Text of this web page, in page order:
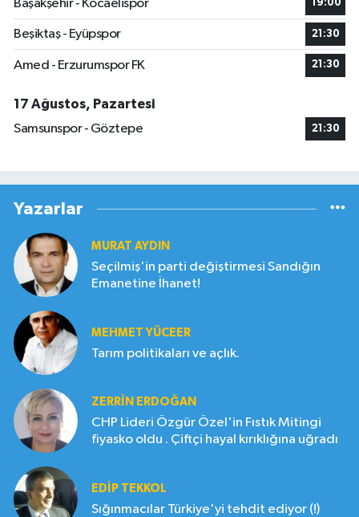
Başakşehir - Kocaelispor 19:00
Beşiktaş - Eyüpspor 21:30
Amed - Erzurumspor FK 21:30
17 Ağustos, Pazartesi
Samsunspor - Göztepe
21:30
Yazarlar
MURAT AYDIN
Seçilmiş'in parti değiştirmesi Sandığın
Emanetine İhanet!
MEHMET YÜCEER
Tarım politikaları ve açlık.
ZERRIN ERDOĞAN
CHP Lideri Özgür Özel'in Fıstık Mitingi
fiyasko oldu . Çiftçi hayal kırıklığına uğradı
EDIP TEKKOL
Sığınmacılar Türkiye'yi tehdit ediyor (!)